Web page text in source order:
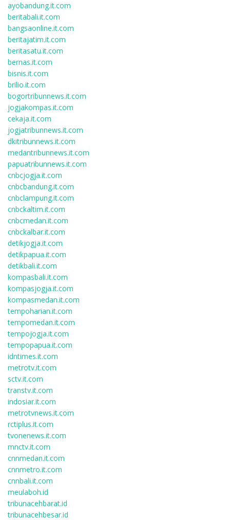
ayobandung.it.com
beritabali.it.com
bangsaonline.it.com
beritajatim.it.com
beritasatu.it.com
bernas.it.com
bisnis.it.com
brilio.it.com
bogortribunnews.it.com
jogjakompas.it.com
cekaja.it.com
jogjatribunnews.it.com
dkitribunnews.it.com
medantribunnews.it.com
papuatribunnews.it.com
cnbcjogja.it.com
cnbcbandung.it.com
cnbclampung.it.com
cnbckaltim.it.com
cnbcmedan.it.com
cnbckalbar.it.com
detikjogja.it.com
detikpapua.it.com
detikbali.it.com
kompasbali.it.com
kompasjogja.it.com
kompasmedan.it.com
tempoharian.it.com
tempomedan.it.com
tempojogja.it.com
tempopapua.it.com
idntimes.it.com
metrotv.it.com
sctv.it.com
transtv.it.com
indosiar.it.com
metrotvnews.it.com
rctiplus.it.com
tvonenews.it.com
mnctv.it.com
cnnmedan.it.com
cnnmetro.it.com
cnnbali.it.com
meulaboh.id
tribunacehbarat.id
tribunacehbesar.id